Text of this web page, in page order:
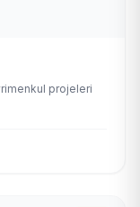
projeleri